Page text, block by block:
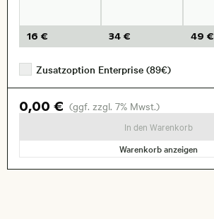
16 € 34 € 49 €
Zusatzoption Enterprise (89€)
0,00 € (ggf. zzgl. 7% Mwst.)
In den Warenkorb
Warenkorb anzeigen